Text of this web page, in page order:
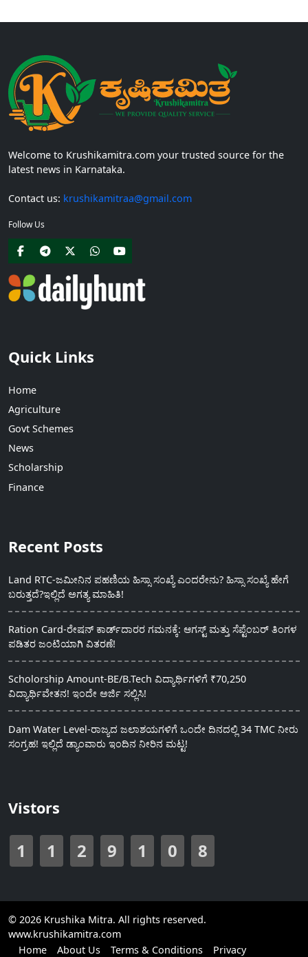
Welcome to Krushikamitra.com your trusted source for the
latest news in Karnataka.
Contact us: krushikamitraa@gmail.com
Follow Us
Quick Links
Home
Agriculture
Govt Schemes
News
Scholarship
Finance
Recent Posts
Land RTC-ಜಮೀನಿನ ಪಹಣಿಯ ಹಿಸ್ಸಾ ಸಂಖ್ಯೆ ಎಂದರೇನು? ಹಿಸ್ಸಾ ಸಂಖ್ಯೆ ಹೇಗೆ
ಬರುತ್ತದೆ?ಇಲ್ಲಿದೆ ಅಗತ್ಯ ಮಾಹಿತಿ!
Ration Card-ರೇಷನ್ ಕಾರ್ಡ್‍ದಾರರ ಗಮನಕ್ಕೆ: ಆಗಸ್ಟ್ ಮತ್ತು ಸೆಪ್ಟೆಂಬರ್ ತಿಂಗಳ
ಪಡಿತರ ಜಂಟಿಯಾಗಿ ವಿತರಣೆ!
Scholorship Amount-BE/B.Tech ವಿದ್ಯಾರ್ಥಿಗಳಿಗೆ ₹70,250
ವಿದ್ಯಾರ್ಥಿವೇತನ! ಇಂದೇ ಅರ್ಜಿ ಸಲ್ಲಿಸಿ!
Dam Water Level-ರಾಜ್ಯದ ಜಲಾಶಯಗಳಿಗೆ ಒಂದೇ ದಿನದಲ್ಲಿ 34 TMC ನೀರು
ಸಂಗ್ರಹ! ಇಲ್ಲಿದೆ ಡ್ಯಾಂವಾರು ಇಂದಿನ ನೀರಿನ ಮಟ್ಟ!
Vistors
1 1 2 9 1 0 8
© 2026 Krushika Mitra. All rights reserved.
www.krushikamitra.com
Home
About Us Terms & Conditions Privacy